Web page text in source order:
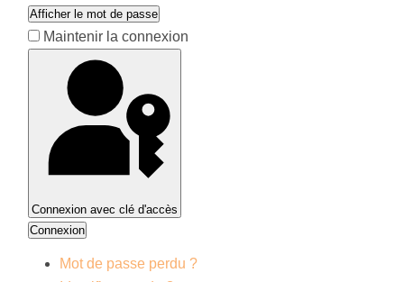
Afficher le mot de passe
Maintenir la connexion
Connexion avec clé d'accès
Connexion
Mot de passe perdu ?